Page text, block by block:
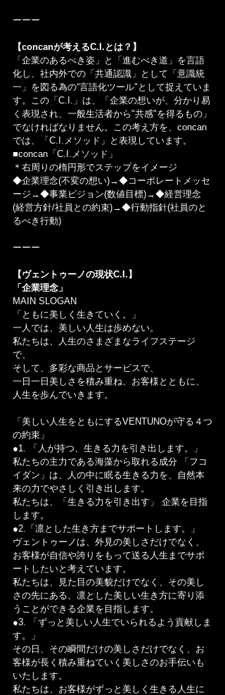
ーーー
【concanが考えるC.I.とは？】
「企業のあるべき姿」と「進むべき道」を言語
化し、社内外での「共通認識」として「意識統
一」を図る為の“言語化ツール"として捉えていま
す。この「C.I.」は、「企業の想いが、分かり易
く表現され、一般生活者から"共感"を得るもの」
でなければなりません。この考え方を、concan
では、「C.I.メソッド」と表現しています。
■concan「C.I.メソッド」
＊右周りの楕円形でステップをイメージ
◆企業理念(不変の想い)→◆コーポレートメッセ
ージ→◆事業ビジョン(数値目標)→◆経営理念
(経営方針/社員との約束)→◆行動指針(社員のと
るべき行動)
ーーー
【ヴェントゥーノの現状C.I.】
「企業理念」
MAIN SLOGAN
「ともに美しく生きていく。」
一人では、美しい人生は歩めない。
私たちは、人生のさまざまなライフステージ
で、
そして、多彩な商品とサービスで、
一日一日美しさを積み重ね、お客様とともに、
人生を歩んでいきます。
「美しい人生をともにするVENTUNOが守る４つ
の約束」
●1. 「人が持つ、生きる力を引き出します。」
私たちの主力である海藻から取れる成分 「フコ
イダン」は、人の中に眠る生きる力を、自然本
来の力でやさしく引き出します。
私たちは、「生きる力を引き出す」 企業を目指
します。
●2.「凛とした生き方までサポートします。」
ヴェントゥーノは、外見の美しさだけでなく、
お客様が自信や誇りをもって送る人生までサポ
ートしたいと考えています。
私たちは、見た目の美貌だけでなく、その美し
さの先にある、凛とした美しい生き方に寄り添
うことができる企業を目指します。
●3. 「ずっと美しい人生でいられるよう貢献しま
す。」
その日、その瞬間だけの美しさだけでなく、お
客様が長く積み重ねていく美しさのお手伝いも
いたします。
私たちは、お客様がずっと美しく生きる人生に